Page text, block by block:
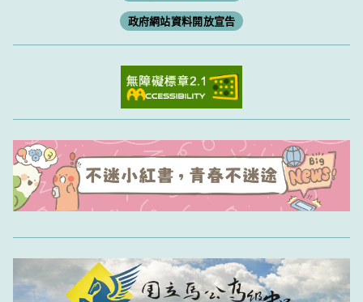
政府網站資料開放宣告